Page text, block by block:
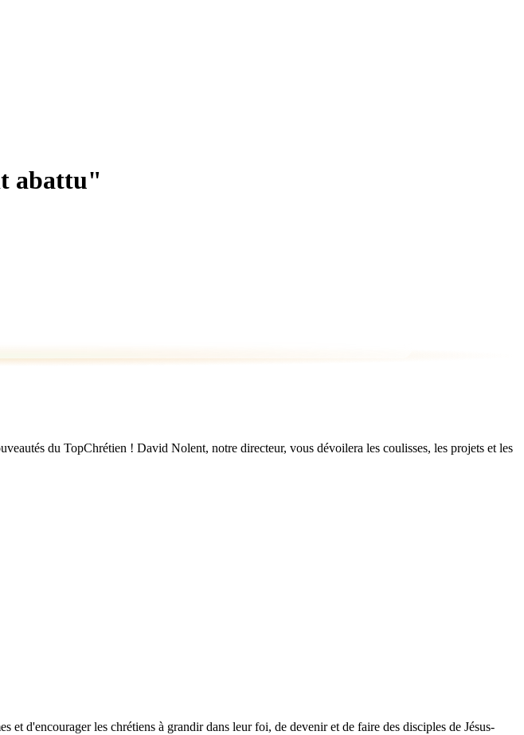
abattu"
du TopChrétien ! David Nolent, notre directeur, vous dévoilera les coulisses, les projets et les
d'encourager les chrétiens à grandir dans leur foi, de devenir et de faire des disciples de Jésus-